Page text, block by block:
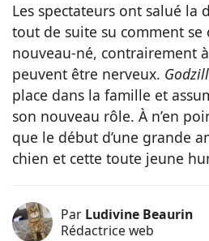
Les spectateurs ont salué la
tout de suite su comment se
nouveau-né, contrairement
peuvent être nerveux.
place dans la famille et
son nouveau rôle. À n’en
que le début d’une grande
chien et cette toute jeune
Par Ludivine Beaurin
Rédactrice web